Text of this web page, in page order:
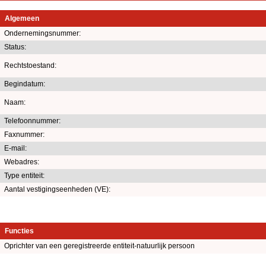
Algemeen
Ondernemingsnummer:
Status:
Rechtstoestand:
Begindatum:
Naam:
Telefoonnummer:
Faxnummer:
E-mail:
Webadres:
Type entiteit:
Aantal vestigingseenheden (VE):
Functies
Oprichter van een geregistreerde entiteit-natuurlijk persoon